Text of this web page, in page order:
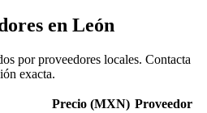
en León
por proveedores locales. Contacta
exacta.
Precio (MXN) Proveedor